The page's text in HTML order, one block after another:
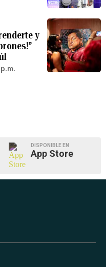
y
DISPONIBLE EN
App Store